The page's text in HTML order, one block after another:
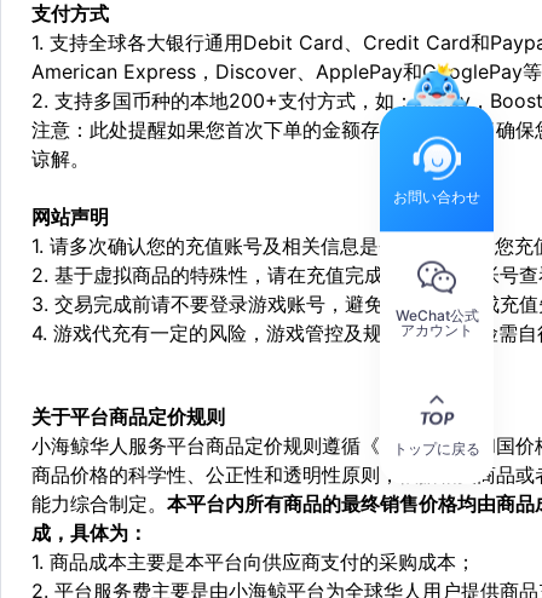
支付方式
1. 支持全球各大银行通用Debit Card、Credit Card和
American Express，Discover、ApplePay和GooglePay
2. 支持多国币种的本地200+支付方式，如：Alipay，
注意：此处提醒如果您首次下单的金额存在异常，为了确
谅解。
网站声明
1. 请多次确认您的充值账号及相关信息是否正确，如因您
2. 基于虚拟商品的特殊性，请在充值完成后登陆您的帐号
3. 交易完成前请不要登录游戏账号，避免由于顶号造成充
4. 游戏代充有一定的风险，游戏管控及规则处罚等风险需
关于平台商品定价规则
小海鲸华人服务平台商品定价规则遵循《中华人民共和国
商品价格的科学性、公正性和透明性原则，依据相关商品
能力综合制定。 本平台内所有商品的最终销售价格均由商
成，具体为：
1. 商品成本主要是本平台向供应商支付的采购成本；
2. 平台服务费主要是由小海鲸平台为全球华人用户提供商
お問い合わせ
WeChat公式
アカウント
トップに戻る